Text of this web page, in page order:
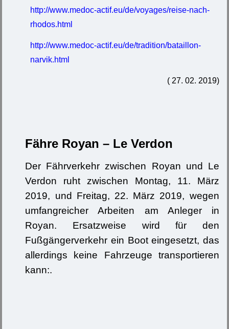
http://www.medoc-actif.eu/de/voyages/reise-nach-
rhodos.html
http://www.medoc-actif.eu/de/tradition/bataillon-
narvik.html
( 27. 02. 2019)
Fähre Royan – Le Verdon
Der Fährverkehr zwischen Royan und Le
Verdon ruht zwischen Montag, 11. März
2019, und Freitag, 22. März 2019, wegen
umfangreicher Arbeiten am Anleger in
Royan. Ersatzweise wird für den
Fußgängerverkehr ein Boot eingesetzt, das
allerdings keine Fahrzeuge transportieren
kann:.